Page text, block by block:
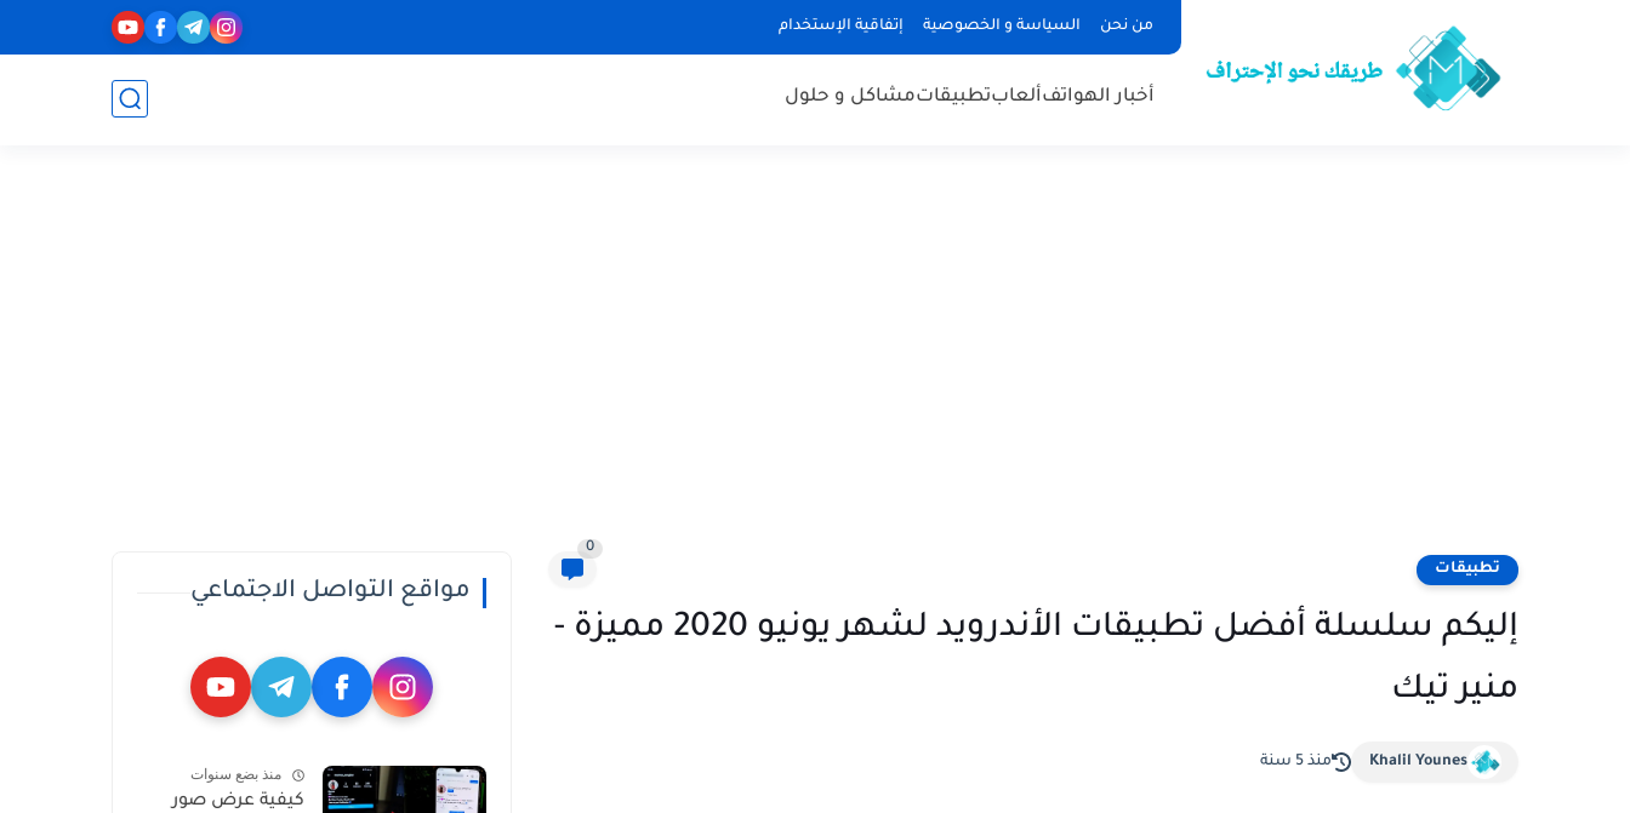
من نحن السياسة و الخصوصية إتفاقية الإستخدام
أخبار الهواتفألعابتطبيقاتمشاكل و حلول
تطبيقات
0
إليكم سلسلة أفضل تطبيقات الأندرويد لشهر يونيو 2020 مميزة -
منير تيك
Khalil Younes منذ 5 سنة
مواقع التواصل الاجتماعي
منذ بضع سنوات
كيفية عرض صور